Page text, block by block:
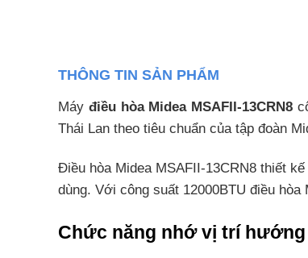
THÔNG TIN SẢN PHẨM
Máy điều hòa Midea MSAFII-13CRN8
Thái Lan theo tiêu chuẩn của tập đoàn
Điều hòa Midea MSAFII-13CRN8 thiết
dùng. Với công suất 12000BTU điều
Chức năng nhớ vị trí